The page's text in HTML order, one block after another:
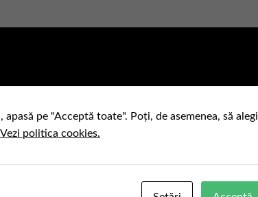
pe "Acceptă toate". Poți, de asemenea, să alegi
Vezi politica cookies.